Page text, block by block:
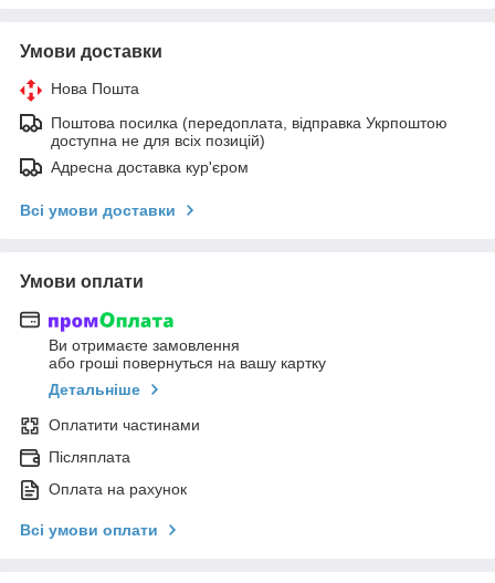
Умови доставки
Нова Пошта
Поштова посилка (передоплата, відправка Укрпоштою
доступна не для всіх позицій)
Адресна доставка кур'єром
Всі умови доставки
Умови оплати
Ви отримаєте замовлення
або гроші повернуться на вашу картку
Детальніше
Оплатити частинами
Післяплата
Оплата на рахунок
Всі умови оплати